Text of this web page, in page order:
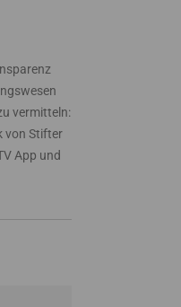
vermitteln:
von Stifter
App und